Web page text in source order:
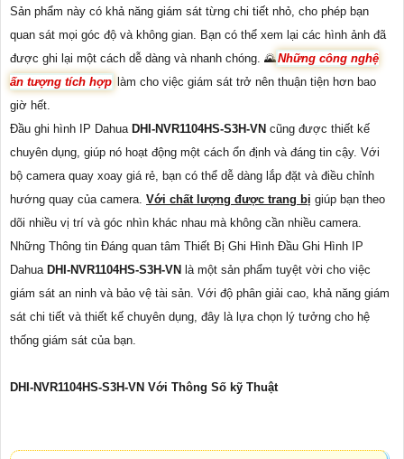
Sản phẩm này có khả năng giám sát từng chi tiết nhỏ, cho phép bạn
quan sát mọi góc độ và không gian. Bạn có thể xem lại các hình ảnh đã
được ghi lại một cách dễ dàng và nhanh chóng. 🌄Những công nghệ
ấn tượng tích hợp làm cho việc giám sát trở nên thuận tiện hơn bao
giờ hết.
Đầu ghi hình IP Dahua DHI-NVR1104HS-S3H-VN cũng được thiết kế
chuyên dụng, giúp nó hoạt động một cách ổn định và đáng tin cậy. Với
bộ camera quay xoay giá rẻ, bạn có thể dễ dàng lắp đặt và điều chỉnh
hướng quay của camera. Với chất lượng được trang bị giúp bạn theo
dõi nhiều vị trí và góc nhìn khác nhau mà không cần nhiều camera.
Những Thông tin Đáng quan tâm Thiết Bị Ghi Hình Đầu Ghi Hình IP
Dahua DHI-NVR1104HS-S3H-VN là một sản phẩm tuyệt vời cho việc
giám sát an ninh và bảo vệ tài sản. Với độ phân giải cao, khả năng giám
sát chi tiết và thiết kế chuyên dụng, đây là lựa chọn lý tưởng cho hệ
thống giám sát của bạn.
DHI-NVR1104HS-S3H-VN Với Thông Số kỹ Thuật